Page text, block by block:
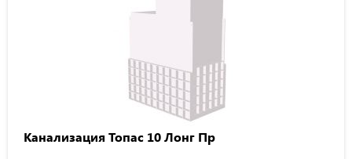
Канализация Топас 10 Лонг Пр